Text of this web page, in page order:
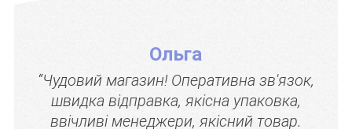
Ольга
“Чудовий магазин! Оперативна зв'язок,
швидка відправка, якісна упаковка,
ввічливі менеджери, якісний товар.